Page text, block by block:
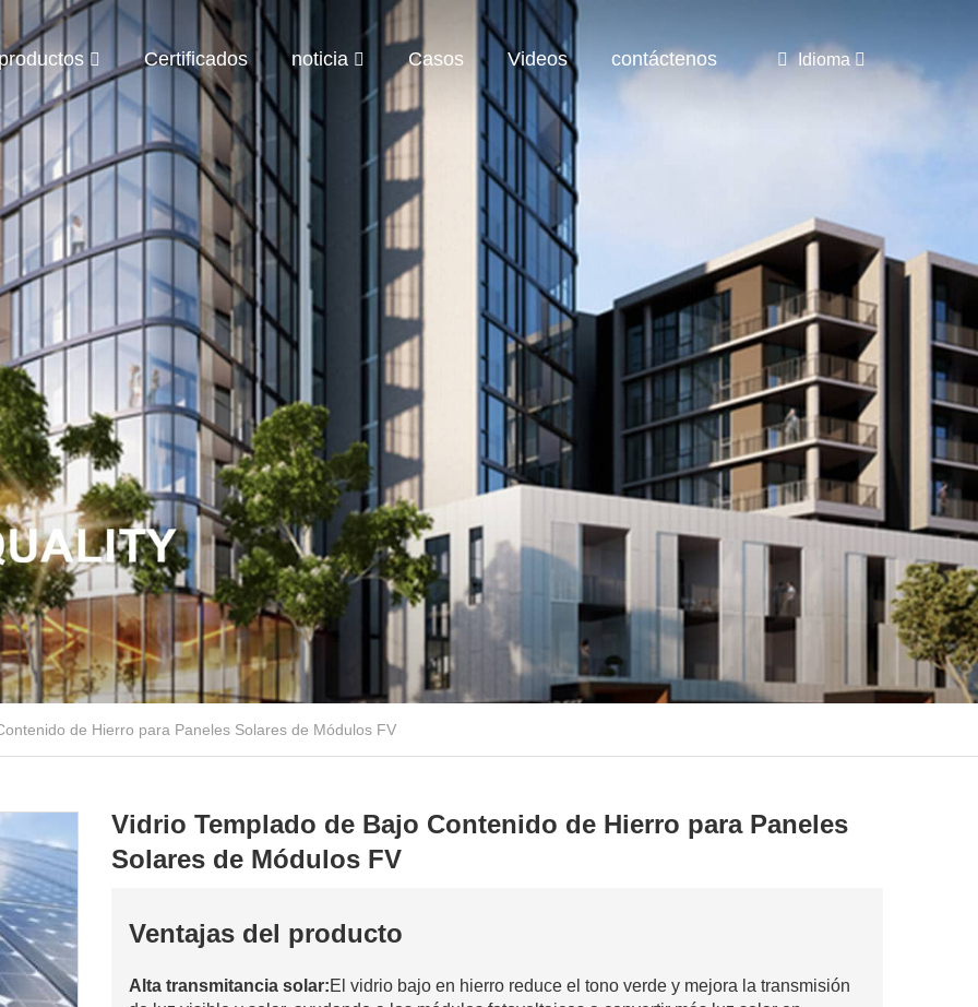
Certificados noticia Casos Videos contáctenos Idioma
de Hierro para Paneles Solares de Módulos FV
Vidrio Templado de Bajo Contenido de Hierro para Paneles
Solares de Módulos FV
Ventajas del producto
Alta transmitancia solar:El vidrio bajo en hierro reduce el tono verde y mejora la transmisión